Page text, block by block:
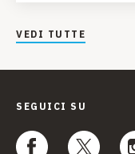
VEDI TUTTE
SEGUICI SU